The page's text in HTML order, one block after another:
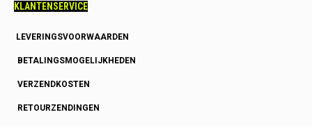
KLANTENSERVICE
LEVERINGSVOORWAARDEN
BETALINGSMOGELIJKHEDEN
VERZENDKOSTEN
RETOURZENDINGEN